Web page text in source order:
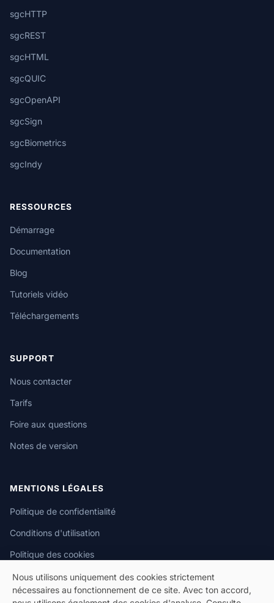
sgcHTTP
sgcREST
sgcHTML
sgcQUIC
sgcOpenAPI
sgcSign
sgcBiometrics
sgcIndy
RESSOURCES
Démarrage
Documentation
Blog
Tutoriels vidéo
Téléchargements
SUPPORT
Nous contacter
Tarifs
Foire aux questions
Notes de version
MENTIONS LÉGALES
Politique de confidentialité
Conditions d'utilisation
Politique des cookies
Nous utilisons uniquement des cookies strictement
nécessaires au fonctionnement de ce site. Avec ton accord,